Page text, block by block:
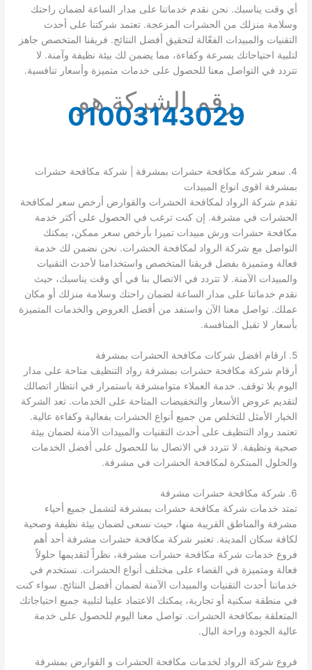
أي وقت يناسبك. نحن نقدم خدماتنا على مدار الساعة لضمان راحتك
وسلامة منزلك من الحشرات المزعجة. تعتمد شركتنا على أحدث
التقنيات والمبيدات الفعّالة لتحقيق أفضل النتائج. فريقنا المتخصص جاهز
لتلبية احتياجاتك بسرعة وكفاءة، مما يضمن لك بيئة نظيفة وآمنة. لا
تتردد في التواصل معنا للحصول على خدمات متميزة وأسعار تنافسية.
رقم الشركة هو
01003143029
4. سعر شركة مكافحة حشرات بمشرفة | شركة مكافحة حشرات
بمشرفة اقوى انواع المبيدات
تقدم شركة الرواد لمكافحة الحشرات والقوارض أرخص سعر لمكافحة
الحشرات في مشرفة. إن كنت ترغب في الحصول على أكثر خدمة
مكافحة حشرات ورش مبيدات تميزا بأرخص سعر ممكن، يمكنك
التواصل مع شركة الرواد لمكافحة الحشرات. نحن نضمن لك خدمة
فعالة ومتميزة بفضل فريقنا المتخصص واستخدامنا لأحدث التقنيات
والمبيدات الآمنة. لا تتردد في الاتصال بنا في أي وقت يناسبك، حيث
نقدم خدماتنا على مدار الساعة لضمان راحتك وسلامة منزلك أو مكان
عملك. تواصل معنا الآن واستفد من أفضل العروض والخدمات المتميزة
بأسعار لا تقبل المنافسة.
5. ارقام افضل شركات مكافحة الحشرات بمشرفة
أرقام شركة مكافحة حشرات بمشرفة رواد التنظيف متاحة على مدار
اليوم بلا توقف. خدمة العملاء متوامشرفة باستمرار في انتظار اتصالك
لتقديم عروض الأسعار والتخفيضات المتاحة على الخدمات. تعد الشركة
الخيار الأمثل للتخلص من جميع أنواع الحشرات بفعالية وكفاءة عالية.
تعتمد رواد التنظيف على أحدث التقنيات والمبيدات الآمنة لضمان بيئة
صحية ونظيفة. لا تتردد في الاتصال بنا للحصول على أفضل الخدمات
والحلول المبتكرة لمكافحة الحشرات في مشرفة.
6. شركة مكافحة حشرات مشرفة
تمتد خدمات شركة مكافحة حشرات بمشرفة لتشمل جميع أحياء
مشرفة والمناطق القريبة منها، حيث نسعى لضمان بيئة نظيفة وصحية
لكافة سكان المدينة. تعتبر شركة مكافحة حشرات مشرفة أحد أهم
فروع خدمات شركة مكافحة حشرات مشرفة، نظراً لتقديمها حلولاً
فعالة ومتميزة في القضاء على مختلف أنواع الحشرات. نستخدم في
خدماتنا أحدث التقنيات والمبيدات الآمنة لضمان أفضل النتائج. سواء كنت
في منطقة سكنية أو تجارية، يمكنك الاعتماد علينا لتلبية جميع احتياجاتك
المتعلقة بمكافحة الحشرات. تواصل معنا اليوم للحصول على خدمة
عالية الجودة وراحة البال.
فروع شركة الرواد لخدمات مكافحة الحشرات و القوارض بمشرفة